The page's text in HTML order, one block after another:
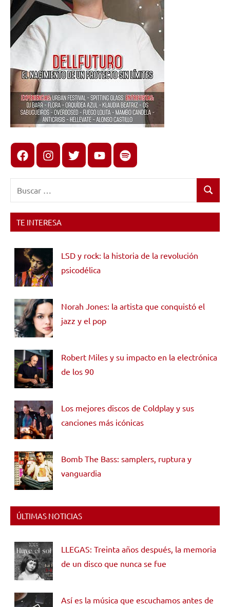
FacebookInstagram
X youtubespotify
Buscar
TE INTERESA
LSD y rock: la historia de la revolución
psicodélica
Norah Jones: la artista que conquistó el
jazz y el pop
Robert Miles y su impacto en la electrónica
de los 90
Los mejores discos de Coldplay y sus
canciones más icónicas
Bomb The Bass: samplers, ruptura y
vanguardia
ÚLTIMAS NOTICIAS
LLEGAS: Treinta años después, la memoria
de un disco que nunca se fue
Así es la música que escuchamos antes de